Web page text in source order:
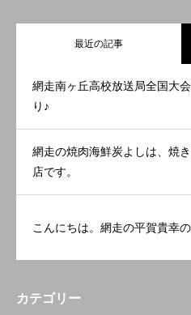
最近の記事
網走南ヶ丘高校放送局全国大
り♪
網走の焼肉海鮮炭よしは、焼
店です。
こんにちは。網走の平賀貴幸
カテゴリー